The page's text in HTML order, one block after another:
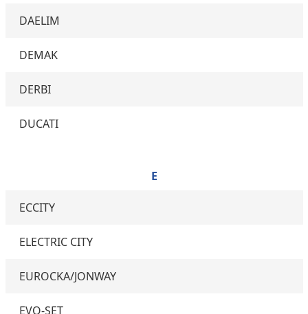
DAELIM
DEMAK
DERBI
DUCATI
E
ECCITY
ELECTRIC CITY
EUROCKA/JONWAY
EVO-SET